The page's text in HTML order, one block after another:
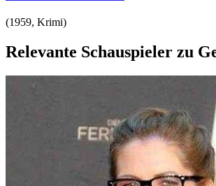
(1959, Krimi)
Relevante Schauspieler zu